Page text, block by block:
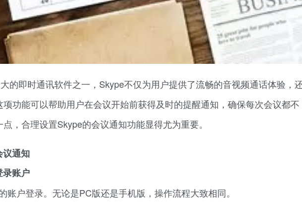
的即时通讯软件之一，Skype不仅为用户提供了流畅的音视频通话体验，
功能可以帮助用户在会议开始前获得及时的提醒通知，确保每次会议都不
，合理设置Skype的会议通知功能显得尤为重要。
通知
账户
账户登录。无论是PC版还是手机版，操作流程大致相同。